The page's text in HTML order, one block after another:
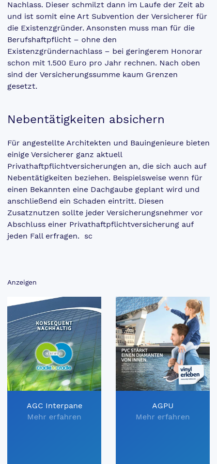
Nachlass. Dieser schmilzt dann im Laufe der Zeit ab
und ist somit eine Art Subvention der Versicherer für
die Existenzgründer. Ansonsten muss man für die
Berufshaftpflicht – ohne den
Existenzgründernachlass – bei geringerem Honorar
schon mit 1.500 Euro pro Jahr rechnen. Nach oben
sind der Versicherungssumme kaum Grenzen
gesetzt.
Nebentätigkeiten absichern
Für angestellte Architekten und Bauingenieure bieten
einige Versicherer ganz aktuell
Privathaftpflichtversicherungen an, die sich auch auf
Nebentätigkeiten beziehen. Beispielsweise wenn für
einen Bekannten eine Dachgaube geplant wird und
anschließend ein Schaden eintritt. Diesen
Zusatznutzen sollte jeder Versicherungsnehmer vor
Abschluss einer Privathaftpflichtversicherung auf
jeden Fall erfragen. sc
Anzeigen
AGC Interpane
Mehr erfahren
AGPU
Mehr erfahren